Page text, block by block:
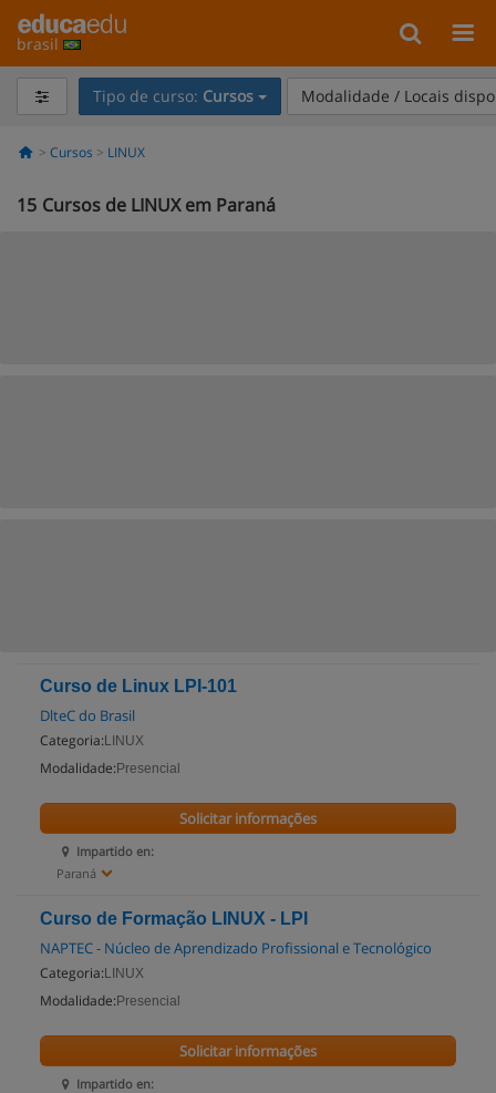
brasil
Tipo de curso: Cursos Modalidade / Locais
Cursos LINUX
15 Cursos de LINUX em Paraná
Curso de Linux LPI-101
DlteC do Brasil
Categoria: LINUX
Modalidade: Presencial
Impartido en:
Paraná
Solicitar informações
Curso de Formação LINUX - LPI
NAPTEC - Núcleo de Aprendizado Profissional e Tecnológico
Categoria: LINUX
Modalidade: Presencial
Impartido en:
Solicitar informações